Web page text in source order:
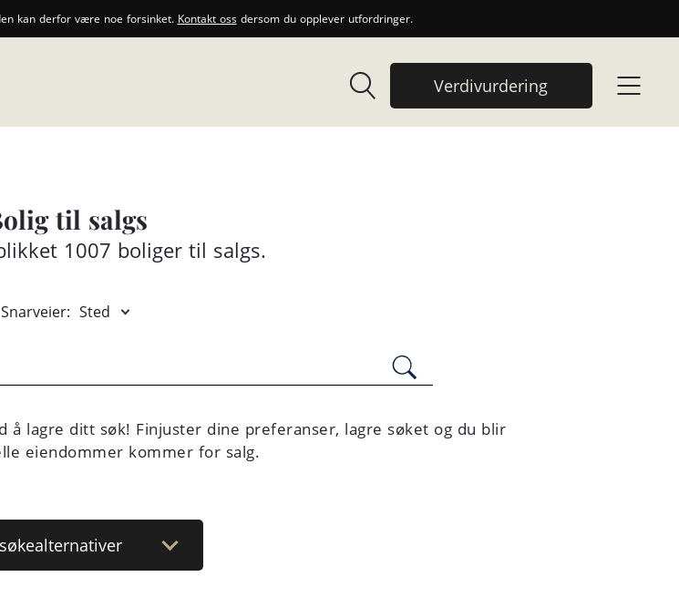
kan derfor være noe forsinket. Kontakt ossdersom du opplever utfordringer.
Verdivurdering
til salgs
1007 boliger til salgs.
Snarveier: Sted
lagre ditt søk! Finjuster dine preferanser, lagre søket og du blir
eiendommer kommer for salg.
søkealternativer